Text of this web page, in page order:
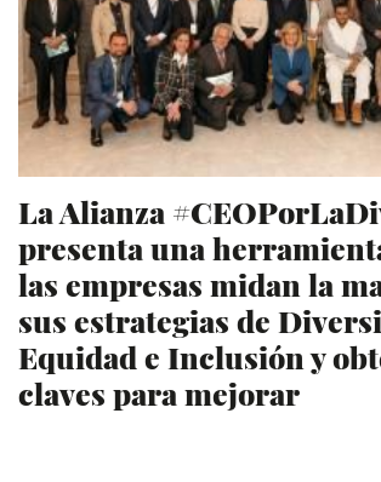
La Alianza
presenta una
las empresas midan la
sus estrategias de
Equidad e Inclusión y
claves para mejorar